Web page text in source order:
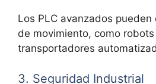
Los PLC avanzados
de movimiento, como
transportadores
3. Seguridad Industrial